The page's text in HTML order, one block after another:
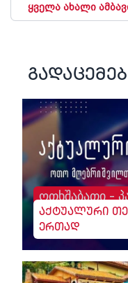
ყველა ახალი
ოთხშაბათი -
აქტუალური
ერთად